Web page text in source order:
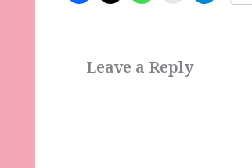
Leave a Reply